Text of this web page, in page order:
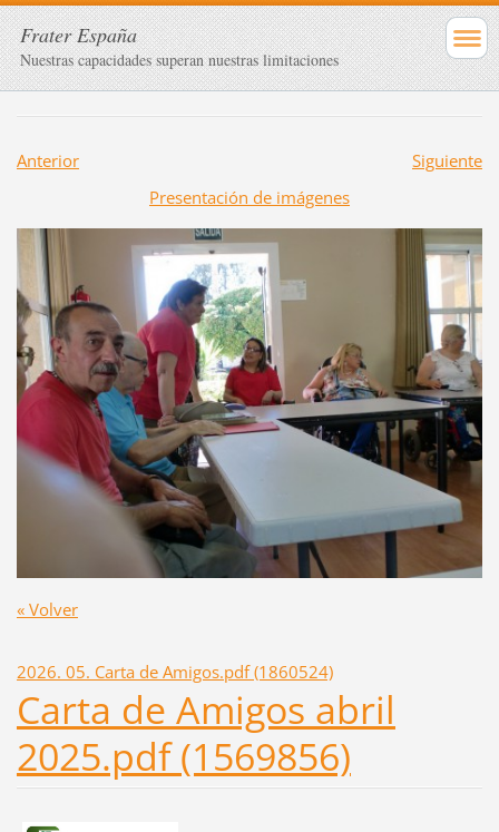
Frater España
Nuestras capacidades superan nuestras limitaciones
Anterior
Siguiente
Presentación de imágenes
« Volver
2026. 05. Carta de Amigos.pdf (1860524)
Carta de Amigos abril
2025.pdf (1569856)